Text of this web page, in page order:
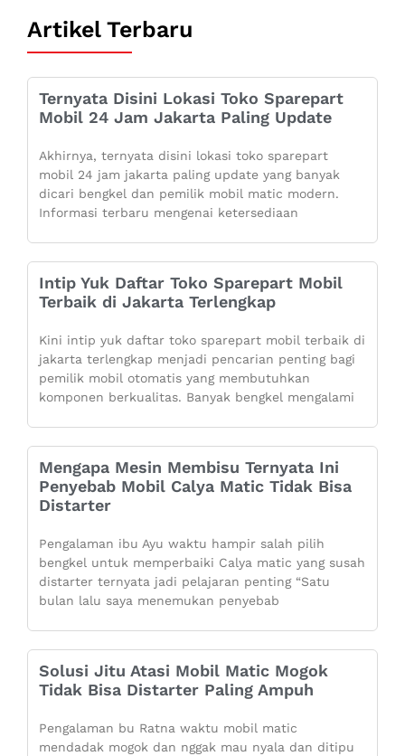
Artikel Terbaru
Ternyata Disini Lokasi Toko Sparepart
Mobil 24 Jam Jakarta Paling Update
Akhirnya, ternyata disini lokasi toko sparepart
mobil 24 jam jakarta paling update yang banyak
dicari bengkel dan pemilik mobil matic modern.
Informasi terbaru mengenai ketersediaan
Intip Yuk Daftar Toko Sparepart Mobil
Terbaik di Jakarta Terlengkap
Kini intip yuk daftar toko sparepart mobil terbaik di
jakarta terlengkap menjadi pencarian penting bagi
pemilik mobil otomatis yang membutuhkan
komponen berkualitas. Banyak bengkel mengalami
Mengapa Mesin Membisu Ternyata Ini
Penyebab Mobil Calya Matic Tidak Bisa
Distarter
Pengalaman ibu Ayu waktu hampir salah pilih
bengkel untuk memperbaiki Calya matic yang susah
distarter ternyata jadi pelajaran penting “Satu
bulan lalu saya menemukan penyebab
Solusi Jitu Atasi Mobil Matic Mogok
Tidak Bisa Distarter Paling Ampuh
Pengalaman bu Ratna waktu mobil matic
mendadak mogok dan nggak mau nyala dan ditipu